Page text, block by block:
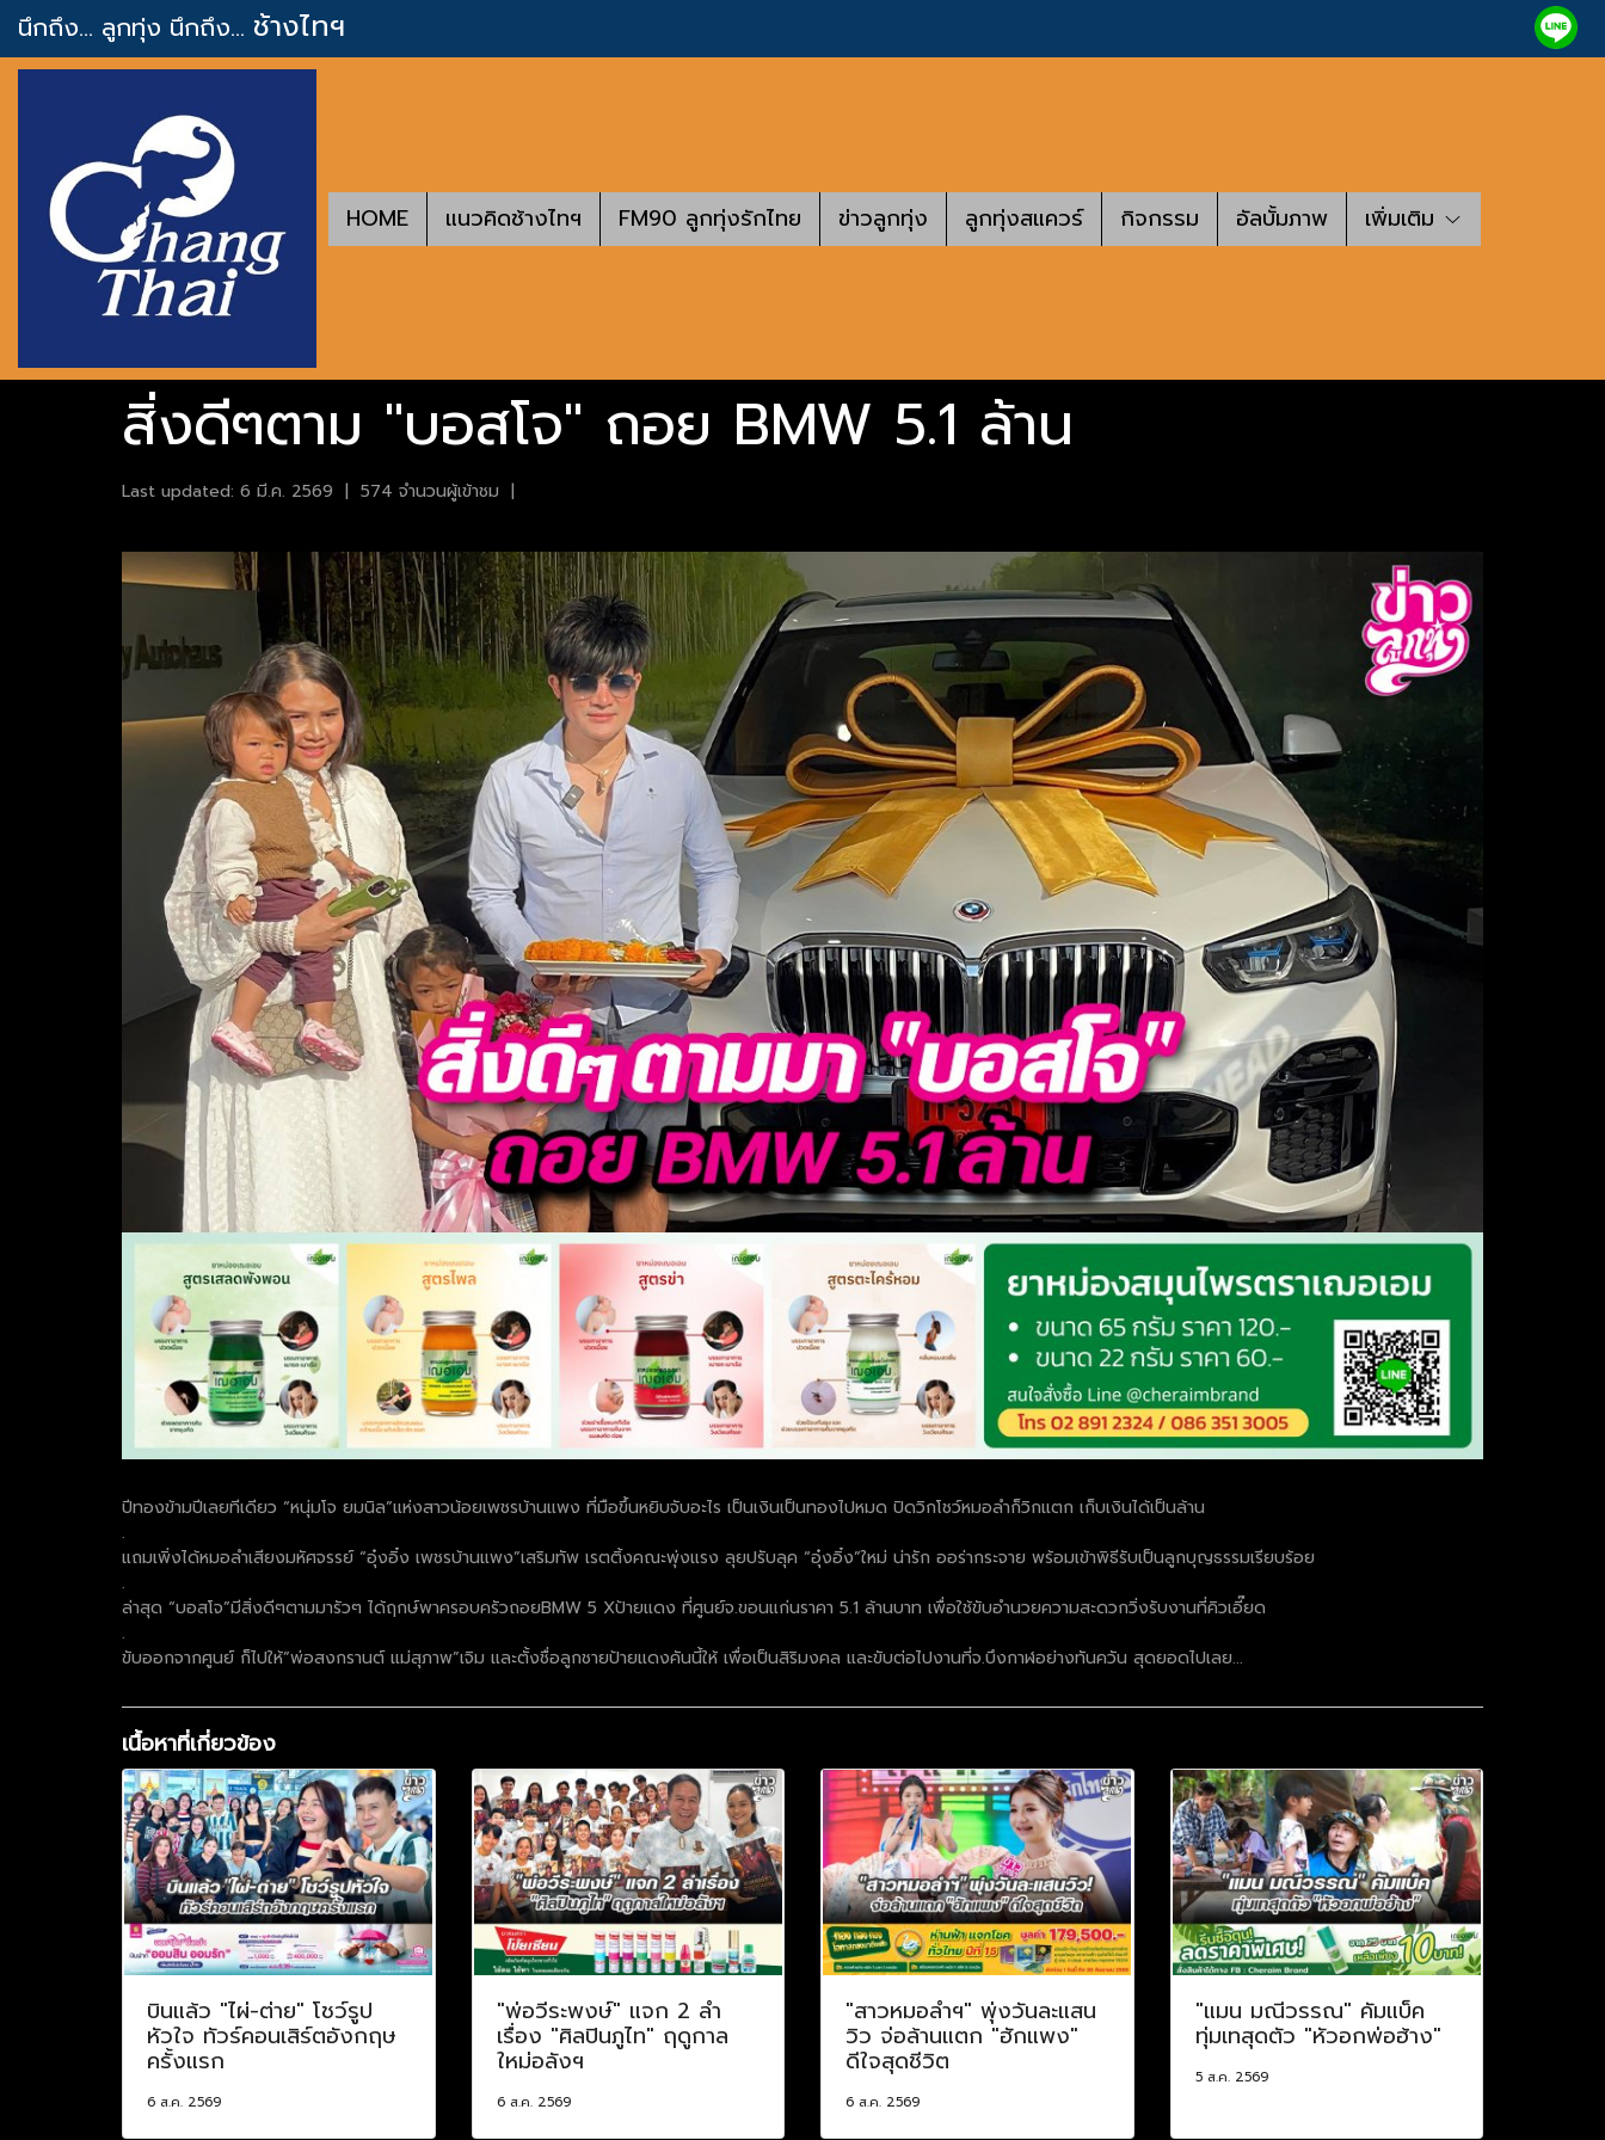
นึกถึง... ลูกทุ่ง นึกถึง... ช้างไทฯ
HOME แนวคิดช้างไทฯ FM90 ลูกทุ่งรักไทย ข่าวลูกทุ่ง ลูกทุ่งสแควร์ กิจกรรม อัลบั้มภาพ เพิ่มเติม
สิ่งดีๆตาม "บอสโจ" ถอย BMW 5.1 ล้าน
Last updated: 6 มี.ค. 2569 | 574 จำนวนผู้เข้าชม |
ปีทองข้ามปีเลยทีเดียว “หนุ่มโจ ยมนิล”แห่งสาวน้อยเพชรบ้านแพง ที่มือขึ้นหยิบจับอะไร เป็นเงินเป็นทองไปหมด ปิดวิกโชว์หมอลำก็วิกแตก เก็บเงินได้เป็นล้าน
.
แถมเพิ่งได้หมอลำเสียงมหัศจรรย์ “อุ๋งอิ๋ง เพชรบ้านแพง”เสริมทัพ เรตติ้งคณะพุ่งแรง ลุยปรับลุค “อุ๋งอิ๋ง”ใหม่ น่ารัก ออร่ากระจาย พร้อมเข้าพิธีรับเป็นลูกบุญธรรมเรียบร้อย
.
ล่าสุด “บอสโจ”มีสิ่งดีๆตามมารัวๆ ได้ฤกษ์พาครอบครัวถอยBMW 5 Xป้ายแดง ที่ศูนย์จ.ขอนแก่นราคา 5.1 ล้านบาท เพื่อใช้ขับอำนวยความสะดวกวิ่งรับงานที่คิวเอี๊ยด
.
ขับออกจากศูนย์ ก็ไปให้”พ่อสงกรานต์ แม่สุภาพ”เจิม และตั้งชื่อลูกชายป้ายแดงคันนี้ให้ เพื่อเป็นสิริมงคล และขับต่อไปงานที่จ.บึงกาฬอย่างทันควัน สุดยอดไปเลย...
เนื้อหาที่เกี่ยวข้อง
บินแล้ว "ไผ่-ต่าย" โชว์รูป
หัวใจ ทัวร์คอนเสิร์ตอังกฤษ
ครั้งแรก
6 ส.ค. 2569
"พ่อวีระพงษ์" แจก 2 ลำ
เรื่อง "ศิลปินภูไท" ฤดูกาล
ใหม่อลังฯ
6 ส.ค. 2569
"สาวหมอลำฯ" พุ่งวันละแสน
วิว จ่อล้านแตก "ฮักแพง"
ดีใจสุดชีวิต
6 ส.ค. 2569
"แมน มณีวรรณ" คัมแบ็ค
ทุ่มเทสุดตัว "หัวอกพ่อฮ้าง"
5 ส.ค. 2569